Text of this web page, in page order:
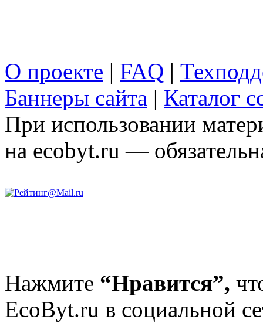
О проекте | FAQ |
Баннеры сайта | Каталог
При использовании
на ecobyt.ru —
Нажмите “Нравится”,
EcoByt.ru в социальной